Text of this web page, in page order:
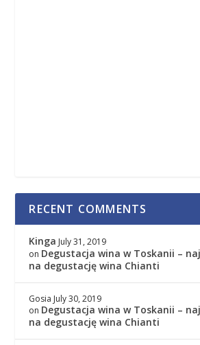
RECENT COMMENTS
Kinga July 31, 2019
on Degustacja wina w Toskanii –
na degustację wina Chianti
Gosia July 30, 2019
on Degustacja wina w Toskanii –
na degustację wina Chianti